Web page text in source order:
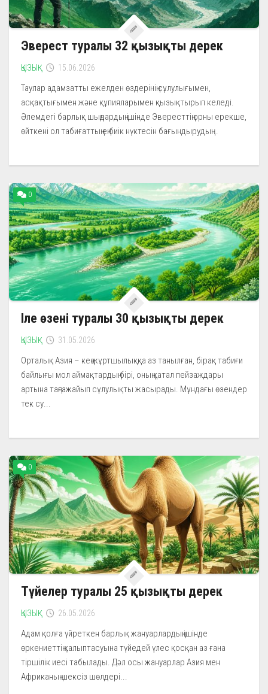
Эверест туралы 32 қызықты дерек
ҚЫЗЫҚ 15.06.2026
Таулар адамзатты ежелден өздерінің сұлулығымен,
асқақтығымен және құпияларымен қызықтырып келеді.
Әлемдегі барлық шыңдардың ішінде Эвересттің орны ерекше,
өйткені ол табиғаттың ең биік нүктесін бағындырудың...
0
Іле өзені туралы 30 қызықты дерек
ҚЫЗЫҚ 31.05.2026
Орталық Азия – кең жұртшылыққа аз танылған, бірақ табиғи
байлығы мол аймақтардың бірі, оның қатал пейзаждары
артына таңғажайып сұлулықты жасырады. Мұндағы өзендер
тек су...
0
Түйелер туралы 25 қызықты дерек
ҚЫЗЫҚ 26.05.2026
Адам қолға үйреткен барлық жануарлардың ішінде
өркениеттің қалыптасуына түйедей үлес қосқан аз ғана
тіршілік иесі табылады. Дәл осы жануарлар Азия мен
Африканың шексіз шөлдері...